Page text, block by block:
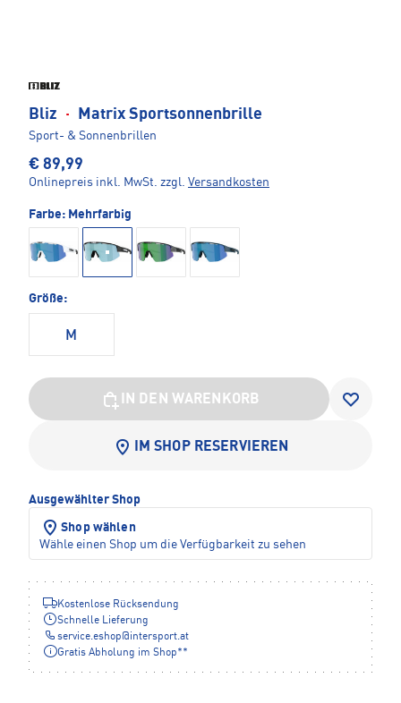
Bliz · Matrix Sportsonnenbrille
Sport- & Sonnenbrillen
€ 89,99
Onlinepreis inkl. MwSt. zzgl. Versandkosten
Farbe: Mehrfarbig
Größe:
M
IN DEN WARENKORB
IM SHOP RESERVIEREN
Ausgewählter Shop
Shop wählen
Wähle einen Shop um die Verfügbarkeit zu sehen
Kostenlose Rücksendung
Schnelle Lieferung
service.eshop@intersport.at
Gratis Abholung im Shop**